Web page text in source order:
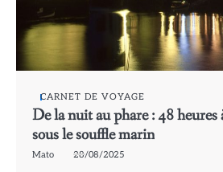
CARNET DE VOYAGE
De la nuit au phare : 48 heures
sous le souffle marin
Mato 28/08/2025